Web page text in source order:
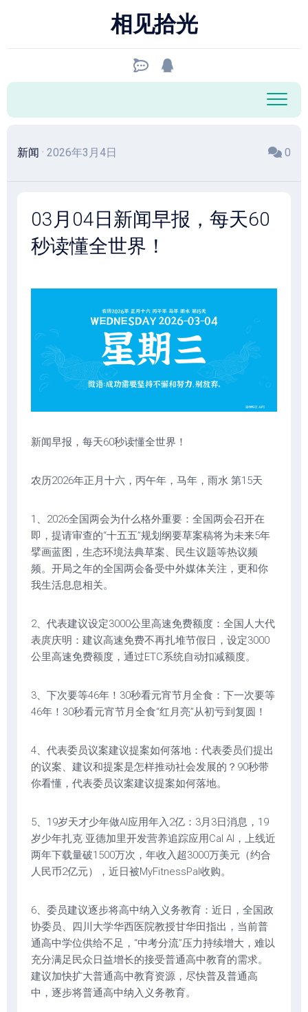
相见拾光
新闻 · 2026年3月4日 0
03月04日新闻早报，每天60
秒读懂全世界！
新闻早报，每天60秒读懂全世界！
农历2026年正月十六，丙午年，马年，雨水 第15天
1、2026全国两会为什么格外重要：全国两会召开在
即，提请审查的“十五五”规划纲要草案稿将为未来5年
擘画蓝图，生态环境法典草案、民生议题等热议频
频。开局之年的全国两会备受中外媒体关注，更和你
我生活息息相关。
2、代表建议设定3000公里高速免费额度：全国人大代
表庹庆明：建议高速免费不再扎堆节假日，设定3000
公里高速免费额度，通过ETC系统自动扣减额度。
3、下次要等46年！30秒看元宵节月全食：下一次要等
46年！30秒看元宵节月全食“红月亮”从初亏到复圆！
4、代表委员议案建议提案如何落地：代表委员们提出
的议案、建议和提案是怎样推动社会发展的？90秒带
你看懂，代表委员议案建议提案如何落地。
5、19岁天才少年做AI应用年入2亿：3月3日消息，19
岁少年扎克·亚德加里开发营养追踪应用Cal AI，上线近
两年下载量破1500万次，年收入超3000万美元（约合
人民币2亿元），近日被MyFitnessPal收购。
6、委员建议逐步将高中纳入义务教育：近日，全国政
协委员、四川大学华西医院教授甘华田指出，当前普
通高中学位供给不足，“中考分流”压力持续增大，难以
充分满足民众日益增长的接受普通高中教育的需求。
建议加快扩大普通高中教育资源，尽快普及普通高
中，逐步将普通高中纳入义务教育。